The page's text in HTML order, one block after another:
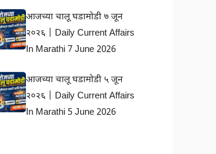
आजच्या चालू घडामोडी ७ जून
२०२६ | Daily Current Affairs
In Marathi 7 June 2026
आजच्या चालू घडामोडी ५ जून
२०२६ | Daily Current Affairs
In Marathi 5 June 2026